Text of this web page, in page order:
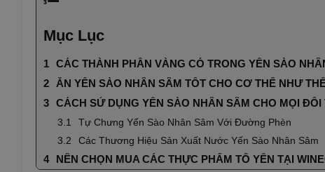
Mục Lục
CÁC THÀNH PHẦN VÀNG CÓ TRONG YẾN SÀO
ĂN YẾN SÀO NHÂN SÂM TỐT CHO CƠ THỂ NHƯ
CÁCH SỬ DỤNG YẾN SÀO NHÂN SÂM CHO MỌI ĐỐI
Tự Chưng Yến Sào Nhân Sâm Với Đường Phèn
Các Thương Hiệu Sản Xuất Nước Yến Sào Nhân Sâm
NÊN CHỌN MUA CÁC THỰC PHẨM TỔ YẾN TẠI